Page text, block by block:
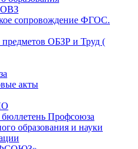
ОВЗ
сопровождение ФГОС.
ОБЗР и Труд (
акты
Профсоюза
образования и науки